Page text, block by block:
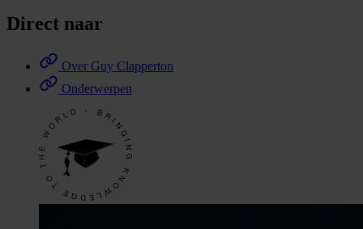
Direct naar
Over Guy Clapperton
Onderwerpen